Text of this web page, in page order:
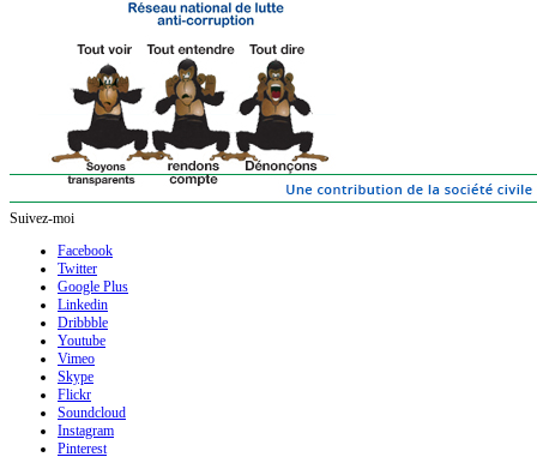
Suivez-moi
Facebook
Twitter
Google Plus
Linkedin
Dribbble
Youtube
Vimeo
Skype
Flickr
Soundcloud
Instagram
Pinterest